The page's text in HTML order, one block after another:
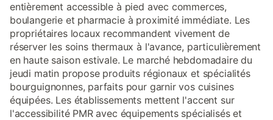
entièrement accessible à pied avec commerces,
boulangerie et pharmacie à proximité immédiate. Les
propriétaires locaux recommandent vivement de
réserver les soins thermaux à l'avance, particulièrement
en haute saison estivale. Le marché hebdomadaire du
jeudi matin propose produits régionaux et spécialités
bourguignonnes, parfaits pour garnir vos cuisines
équipées. Les établissements mettent l'accent sur
l'accessibilité PMR avec équipements spécialisés et